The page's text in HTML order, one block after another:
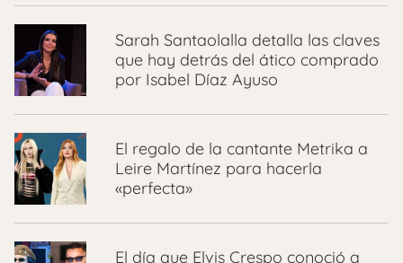
Sarah Santaolalla detalla las claves
que hay detrás del ático comprado
por Isabel Díaz Ayuso
El regalo de la cantante Metrika a
Leire Martínez para hacerla
«perfecta»
El día que Elvis Crespo conoció a